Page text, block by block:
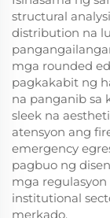
structural
distribution na
mga rounded
pagkakabit ng
na panganib sa
sleek na
atensyon ang
emergency
pagbuo ng
mga
institutional
merkado.